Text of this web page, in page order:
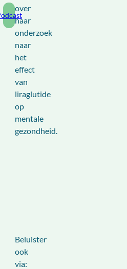
over
haar
onderzoek
naar
het
effect
van
liraglutide
op
mentale
gezondheid.
Beluister
ook
via: